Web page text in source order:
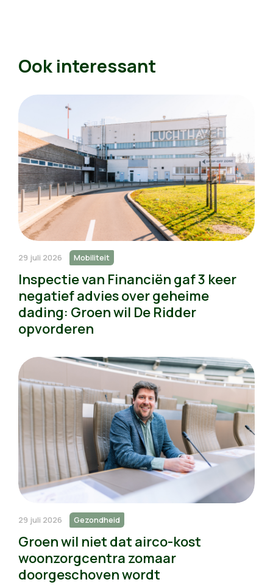
Ook interessant
29 juli 2026 Mobiliteit
Inspectie van Financiën gaf 3 keer
negatief advies over geheime
dading: Groen wil De Ridder
opvorderen
29 juli 2026 Gezondheid
Groen wil niet dat airco-kost
woonzorgcentra zomaar
doorgeschoven wordt